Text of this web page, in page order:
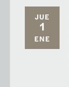
JUE
1
ENE